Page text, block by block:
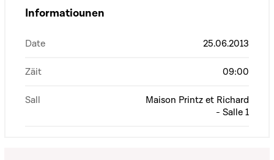
Informatiounen
Date 25.06.2013
Zäit 09:00
Sall
Maison Printz et Richard
- Salle 1